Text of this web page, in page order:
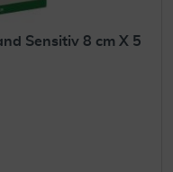
Sensitiv 8 cm X 5